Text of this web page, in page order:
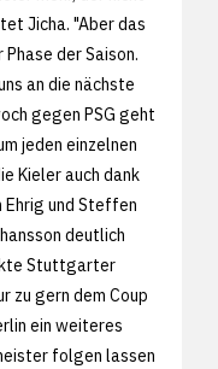
Jicha. "Aber das
der Saison.
an die nächste
gegen PSG geht
jeden einzelnen
Kieler auch dank
und Steffen
deutlich
Stuttgarter
zu gern dem Coup
ein weiteres
folgen lassen